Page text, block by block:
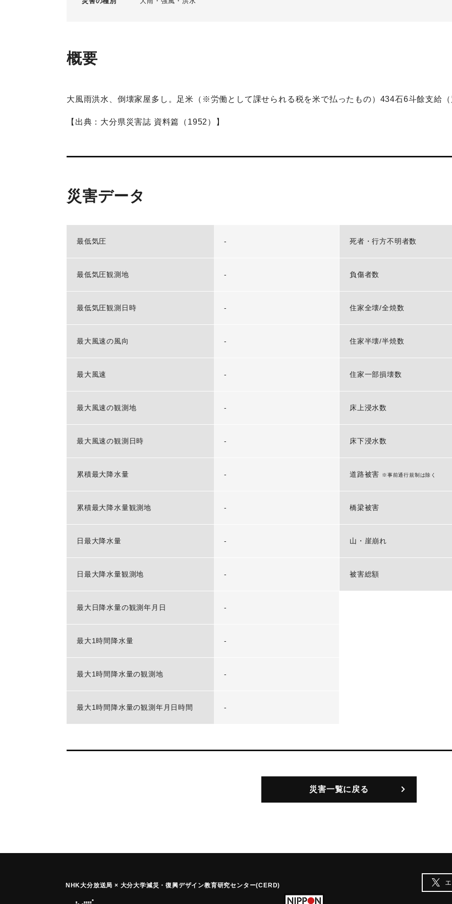
概要
大風雨洪水、倒壊家屋多し。足米（※労働として課せられる税を米で払ったもの）434石6斗餘支給（
【出典：大分県災害誌 資料篇（1952）】
災害データ
最低気圧 -
最低気圧観測地 -
最低気圧観測日時 -
最大風速の風向 -
最大風速 -
最大風速の観測地 -
最大風速の観測日時 -
累積最大降水量 -
累積最大降水量観測地 -
日最大降水量 -
日最大降水量観測地 -
最大日降水量の観測年月日 -
最大1時間降水量 -
最大1時間降水量の観測地 -
最大1時間降水量の観測年月日時間 -
死者・行方不明者数
負傷者数
住家全壊/全焼数
住家半壊/半焼数
住家一部損壊数
床上浸水数
床下浸水数
道路被害 ※事前通行規制は除く
橋梁被害
山・崖崩れ
被害総額
災害一覧に戻る
NHK大分放送局 × 大分大学減災 ・復興デザイン教育研究センター(CERD)